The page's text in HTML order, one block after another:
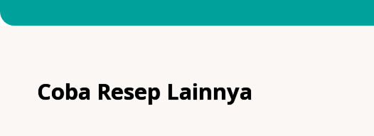
Coba Resep Lainnya